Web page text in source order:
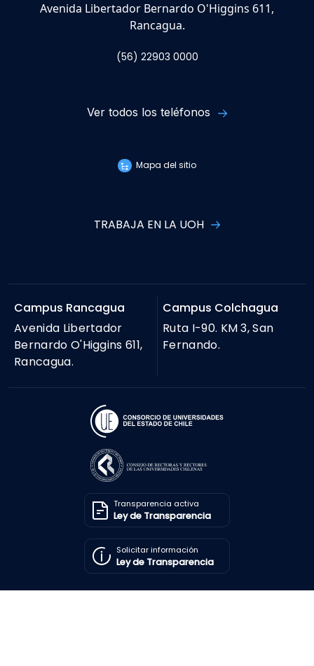
Avenida Libertador Bernardo O'Higgins 611,
Rancagua.
(56) 22903 0000
Ver todos los teléfonos
Mapa del sitio
TRABAJA EN LA UOH
Campus Rancagua
Avenida Libertador
Bernardo O'Higgins 611,
Rancagua.
Campus Colchagua
Ruta I-90. KM 3, San
Fernando.
Transparencia activa
Ley de Transparencia
Solicitar información
Ley de Transparencia